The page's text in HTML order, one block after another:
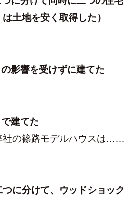
土地を安く取得した）
影響を受けずに建てた
建てた
社の篠路モデルハウスは……
つに分けて、ウッドショック